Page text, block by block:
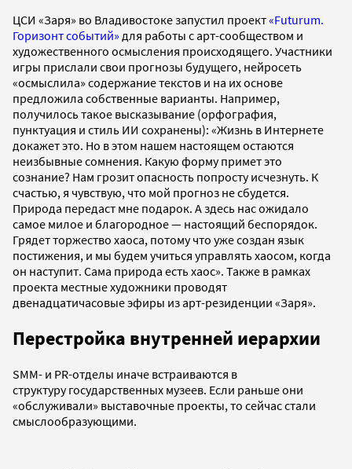
ЦСИ «Заря» во Владивостоке запустил проект«Futurum.
Горизонт событий» для работы с арт-сообществом и
художественного осмысления происходящего. Участники
игры прислали свои прогнозы будущего, нейросеть
«осмыслила» содержание текстов и на их основе
предложила собственные варианты. Например,
получилось такое высказывание (орфография,
пунктуация и стиль ИИ сохранены): «Жизнь в Интернете
докажет это. Но в этом нашем настоящем остаются
неизбывные сомнения. Какую форму примет это
сознание? Нам грозит опасность попросту исчезнуть. К
счастью, я чувствую, что мой прогноз не сбудется.
Природа передаст мне подарок. А здесь нас ожидало
самое милое и благородное — настоящий беспорядок.
Грядет торжество хаоса, потому что уже создан язык
постижения, и мы будем учиться управлять хаосом, когда
он наступит. Сама природа есть хаос». Также в рамках
проекта местные художники проводят
двенадцатичасовые эфиры из арт-резиденции «Заря».
Перестройка внутренней иерархии
SMM- и PR-отделы иначе встраиваются в
структуру государственных музеев. Если раньше они
«обслуживали» выставочные проекты, то сейчас стали
смыслообразующими.